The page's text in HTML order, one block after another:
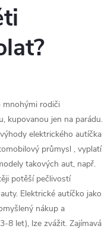
mnohými rodiči
kupovanou jen na parádu.
elektrického autíčka
průmysl , vyplatí
takových aut, např.
potěší pečlivostí
Elektrické autíčko jako
nákup a
8 let), lze zvážit. Zajímavá